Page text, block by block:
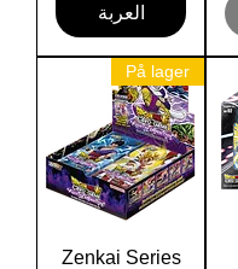
العربة
På lager
Zenkai Series